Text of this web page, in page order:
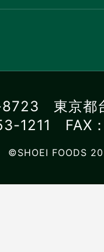
8723 東京都
1211 FAX
©SHOEI FOODS